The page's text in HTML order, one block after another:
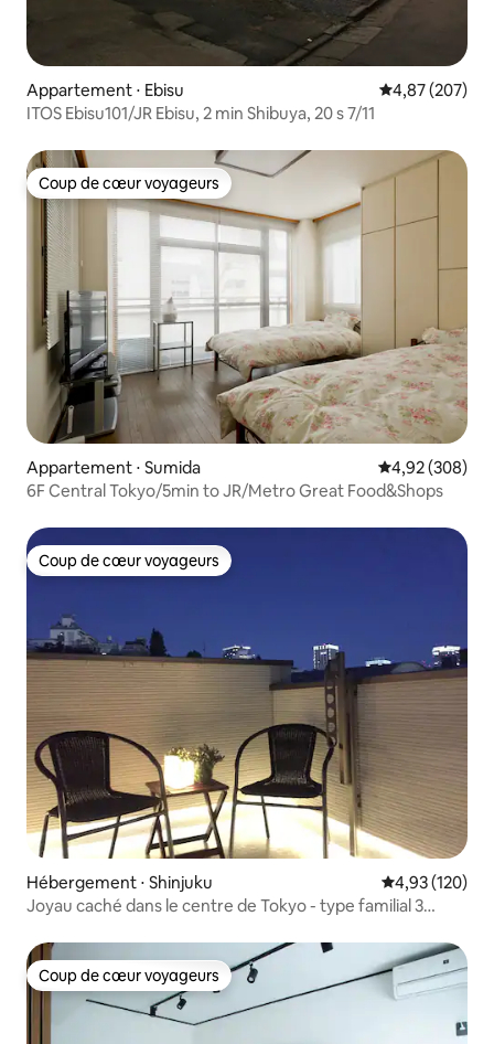
Appartement ⋅ Ebisu Évaluation
4,87 (207)
ITOS Ebisu101/JR Ebisu, 2 min Shibuya, 20 s 7/11
Coup de cœur voyageurs
Coup de cœur voyageurs
Appartement ⋅ Sumida Évaluation
4,92 (308)
6F Central Tokyo/5min to JR/Metro Great Food&Shops
Coup de cœur voyageurs
Coup de cœur voyageurs
Hébergement ⋅ Shinjuku Évaluation
4,93 (120)
Joyau caché dans le centre de Tokyo - type familial 3
Coup de cœur voyageurs
Coup de cœur voyageurs